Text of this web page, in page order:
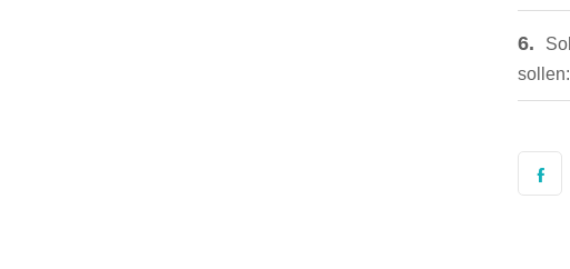
6.